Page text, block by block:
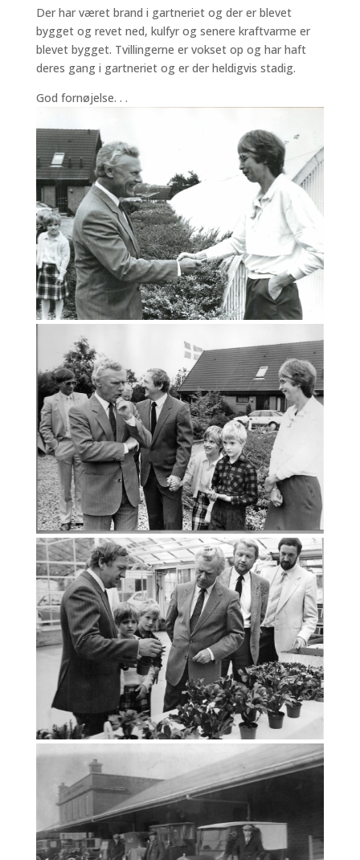
Der har været brand i gartneriet og der er blevet
bygget og revet ned, kulfyr og senere kraftvarme er
blevet bygget. Tvillingerne er vokset op og har haft
deres gang i gartneriet og er der heldigvis stadig.
God fornøjelse. . .